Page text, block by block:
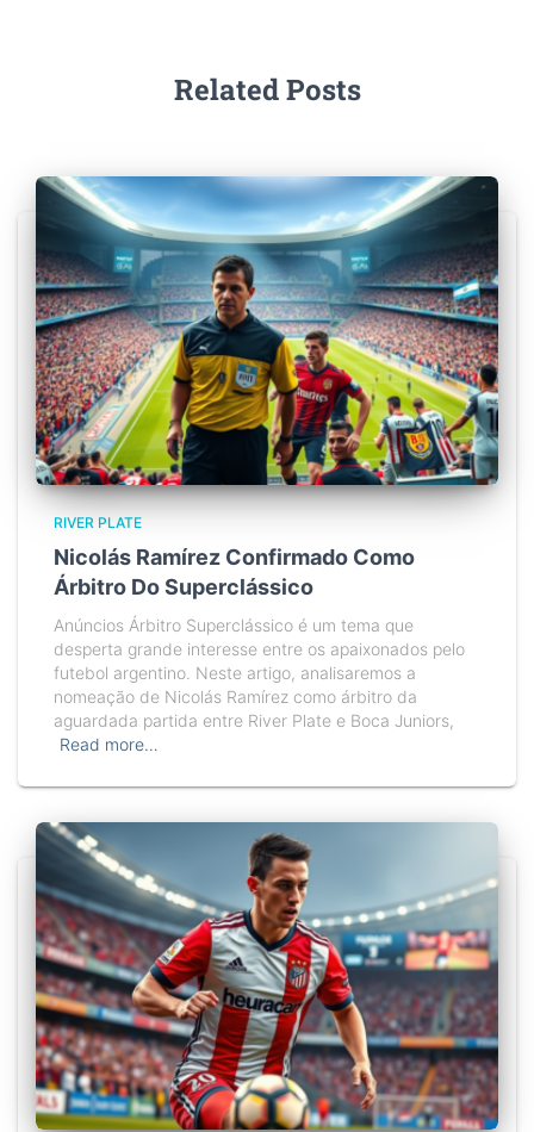
Related Posts
RIVER PLATE
Nicolás Ramírez Confirmado Como
Árbitro Do Superclássico
Anúncios Árbitro Superclássico é um tema que
desperta grande interesse entre os apaixonados pelo
futebol argentino. Neste artigo, analisaremos a
nomeação de Nicolás Ramírez como árbitro da
aguardada partida entre River Plate e Boca Juniors,
Read more…